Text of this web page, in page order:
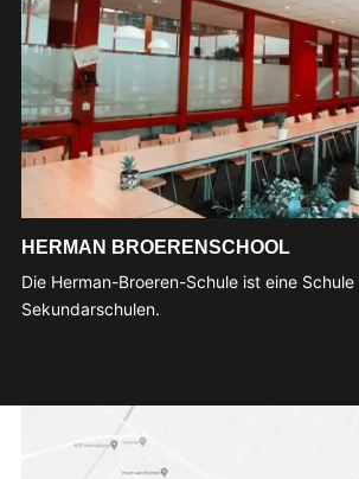
HERMAN BROERENSCHOOL
Die Herman-Broeren-Schule ist eine
Sekundarschulen.